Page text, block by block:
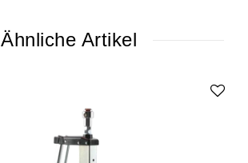
Ähnliche Artikel